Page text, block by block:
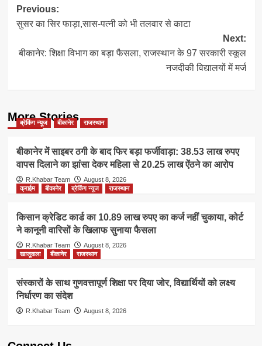
Post
navigation
Previous:
सुसर का सिर फाड़ा,सास-पत्नी को भी तलवार से काटा
Next:
बीकानेर: शिक्षा विभाग का बड़ा फैसला, राजस्थान के 97 सरकारी स्कूल
नजदीकी विद्यालयों में मर्ज
More Stories
ब्रेकिंग न्यूज बीकानेर राजस्थान
बीकानेर में साइबर ठगी के बाद फिर बड़ा फर्जीवाड़ा: 38.53 लाख रुपए
वापस दिलाने का झांसा देकर महिला से 20.25 लाख ऐंठने का आरोप
R.Khabar Team
August 8, 2026
क्राईम
बीकानेर ब्रेकिंग न्यूज राजस्थान
किसान क्रेडिट कार्ड का 10.89 लाख रुपए का कर्ज नहीं चुकाया, कोर्ट
ने कानूनी वारिसों के खिलाफ सुनाया फैसला
R.Khabar Team
August 8, 2026
खाजूवाला
बीकानेर राजस्थान
संस्कारों के साथ गुणवत्तापूर्ण शिक्षा पर दिया जोर, विद्यार्थियों को लक्ष्य
निर्धारण का संदेश
R.Khabar Team August 8, 2026